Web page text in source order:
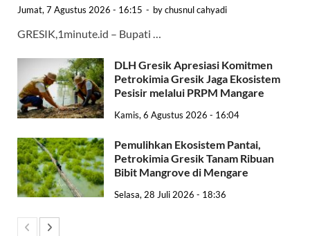
Jumat, 7 Agustus 2026 - 16:15 - bychusnul cahyadi
GRESIK,1minute.id – Bupati …
DLH Gresik Apresiasi Komitmen
Petrokimia Gresik Jaga Ekosistem
Pesisir melalui PRPM Mangare
Kamis, 6 Agustus 2026 - 16:04
Pemulihkan Ekosistem Pantai,
Petrokimia Gresik Tanam Ribuan
Bibit Mangrove di Mengare
Selasa, 28 Juli 2026 - 18:36